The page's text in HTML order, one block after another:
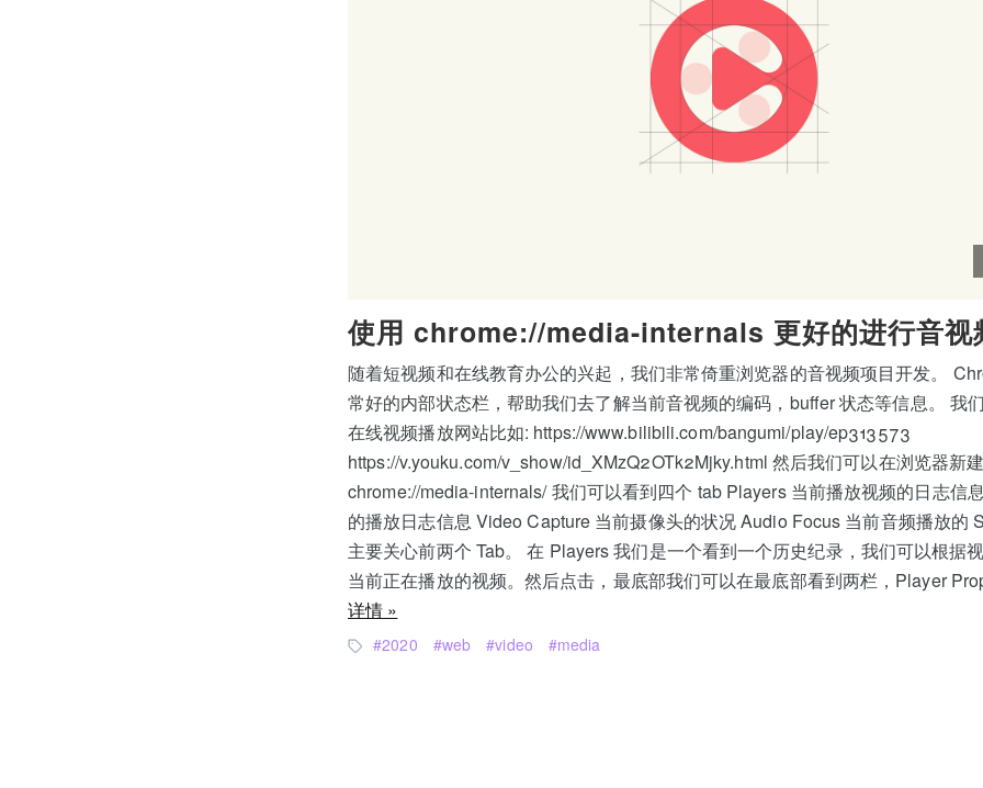
使用 chrome://media-internals 更好的进行音视
随着短视频和在线教育办公的兴起，我们非常倚重浏览器的音视频项目开发。
常好的内部状态栏，帮助我们去了解当前音视频的编码，buffer 状态等信息。 我
在线视频播放网站比如: https://www.bilibili.com/bangumi/play/ep313573
https://v.youku.com/v_show/id_XMzQ2OTk2Mjky.html 然后我们可以在浏览器新
chrome://media-internals/ 我们可以看到四个 tab Players 当前播放视频的日志信
的播放日志信息 Video Capture 当前摄像头的状况 Audio Focus 当前音频播放的
主要关心前两个 Tab。 在 Players 我们是一个看到一个历史纪录，我们可以根据
当前正在播放的视频。然后点击，最底部我们可以在最底部看到两栏，Player
详情 »
2020 web video media